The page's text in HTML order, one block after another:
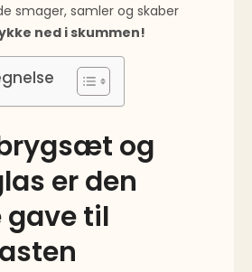
smager, samler og skaber
ned i skummen!
og
er den
gave til